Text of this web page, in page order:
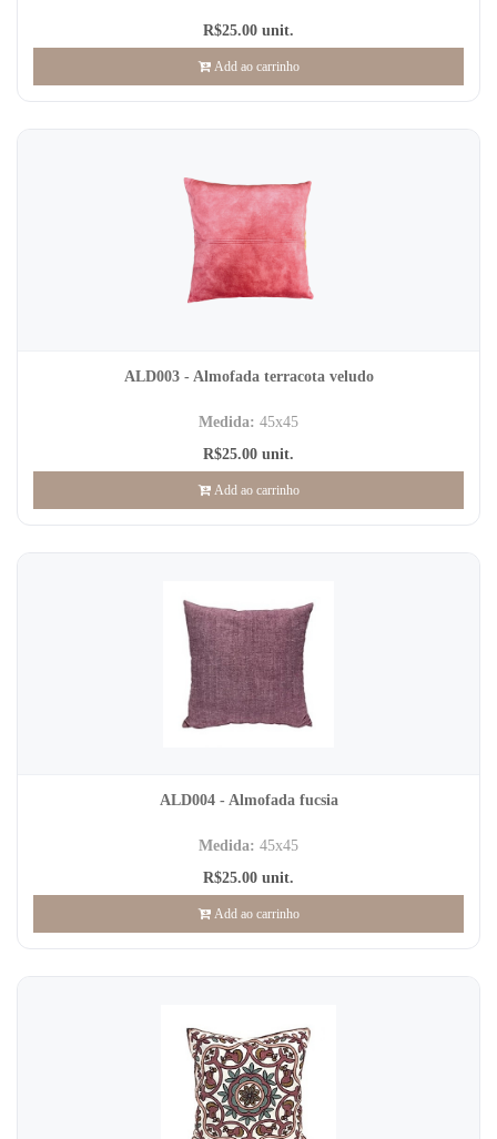
R$25.00 unit.
Add ao carrinho
ALD003 - Almofada terracota veludo
Medida: 45x45
R$25.00 unit.
Add ao carrinho
ALD004 - Almofada fucsia
Medida: 45x45
R$25.00 unit.
Add ao carrinho